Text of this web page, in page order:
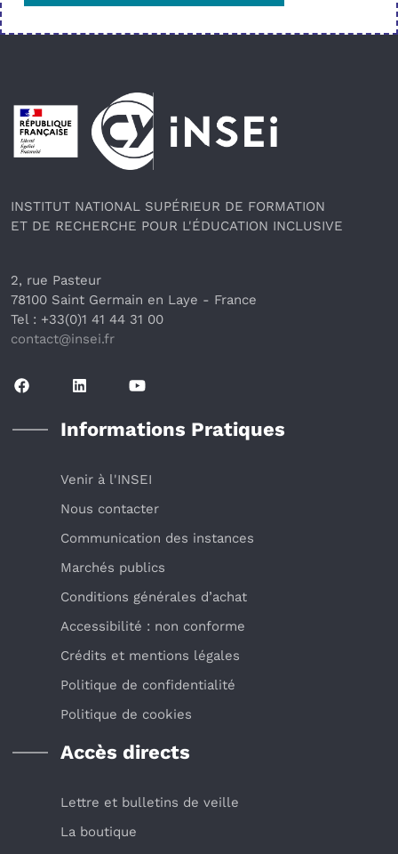
Pied de page
INSTITUT NATIONAL SUPÉRIEUR DE FORMATION
ET DE RECHERCHE POUR L'ÉDUCATION INCLUSIVE
2, rue Pasteur
78100 Saint Germain en Laye - France
Tel : +33(0)1 41 44 31 00
contact@insei.fr
Informations Pratiques
Venir à l'INSEI
Nous contacter
Communication des instances
Marchés publics
Conditions générales d’achat
Accessibilité : non conforme
Crédits et mentions légales
Politique de confidentialité
Politique de cookies
Accès directs
Lettre et bulletins de veille
La boutique